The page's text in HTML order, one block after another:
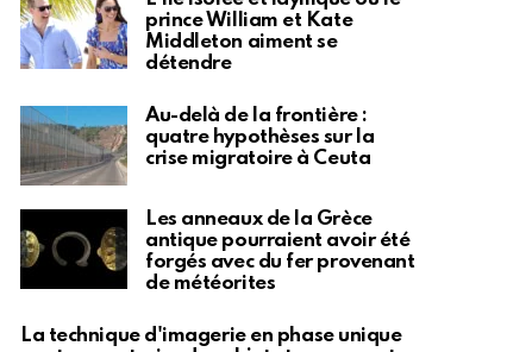
prince William et Kate
Middleton aiment se
détendre
Au-delà de la frontière :
quatre hypothèses sur la
crise migratoire à Ceuta
Les anneaux de la Grèce
antique pourraient avoir été
forgés avec du fer provenant
de météorites
La technique d'imagerie en phase unique